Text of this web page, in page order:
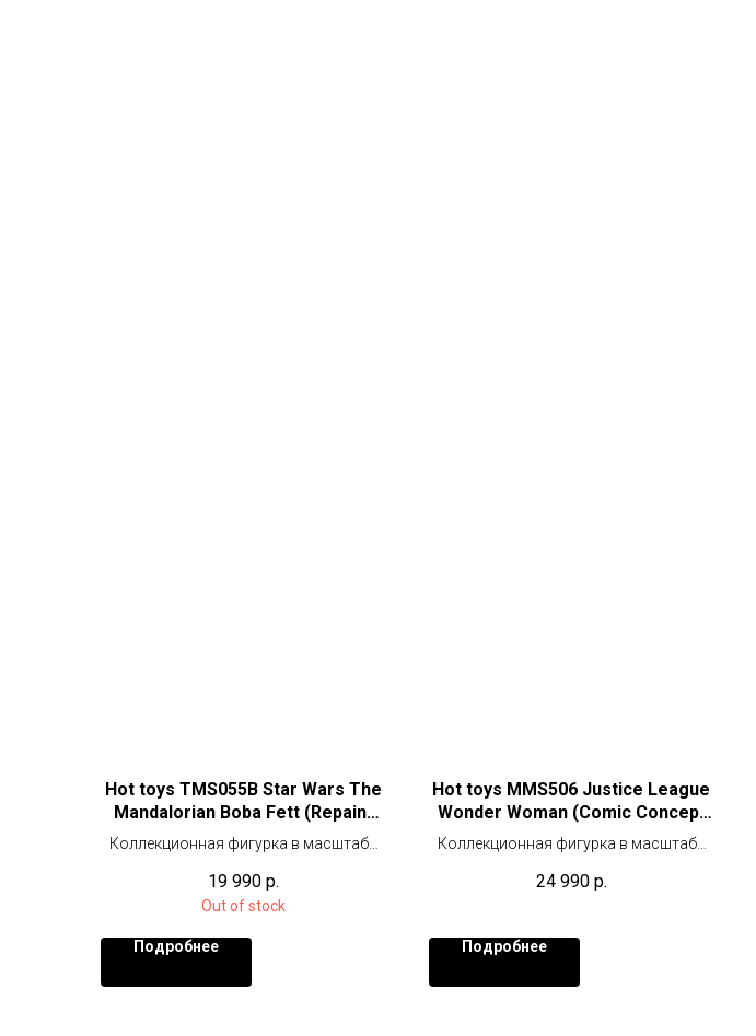
Hot toys TMS055B Star Wars The
Mandalorian Boba Fett (Repaint
Armor) Special Edition
Коллекционная фигурка в масштабе
доп. аксессуарами.
19 990 р.
Out of stock
Подробнее
Hot toys MMS506 Justice League
Wonder Woman (Comic Concept
Ver) Exclusive
Коллекционная фигурка в масштабе
24 990 р.
Подробнее